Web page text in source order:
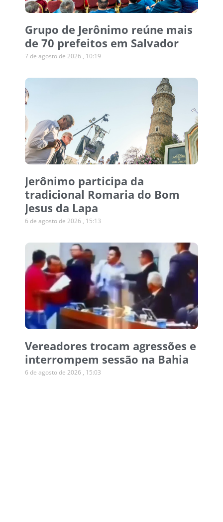
Grupo de Jerônimo reúne mais
de 70 prefeitos em Salvador
7 de agosto de 2026 10:19
Jerônimo participa da
tradicional Romaria do Bom
Jesus da Lapa
6 de agosto de 2026 15:13
Vereadores trocam agressões e
interrompem sessão na Bahia
6 de agosto de 2026 15:03